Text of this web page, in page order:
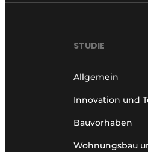
STUDIE
Allgemein
Innovation und
Bauvorhaben
Wohnungsbau